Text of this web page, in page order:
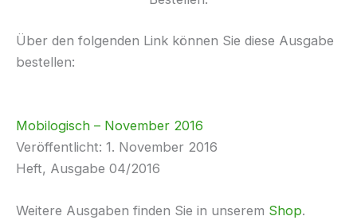
Über den folgenden Link können Sie diese Ausgabe
bestellen:
Mobilogisch – November 2016
Veröffentlicht: 1. November 2016
Heft, Ausgabe 04/2016
Weitere Ausgaben finden Sie in unserem Shop.